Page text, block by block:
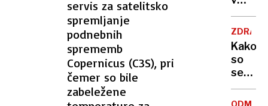
servis za satelitsko
spremljanje
podnebnih
sprememb
Copernicus (C3S), pri
čemer so bile
zabeležene
sploh
delu
voda
Kako
so
se
cilji